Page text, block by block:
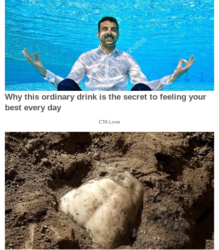
Why this ordinary drink is the secret to feeling your
best every day
CTA Love